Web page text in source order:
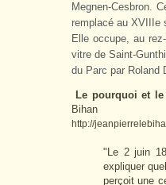
Megnen-Cesbron.
remplacé au XVIIIe
Elle occupe, au
vitre de Saint-
du Parc par Roland
Le pourquoi et
Bihan
http://
"Le 2 juin
expliquer
perçoit une